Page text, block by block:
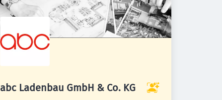
abc Ladenbau GmbH & Co. KG